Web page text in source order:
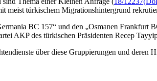
türkischem Migrationshintergrund
BC 157“ und den „Osmanen Frankfurt
AKP des türkischen Präsidenten Recep
über diese Gruppierungen und deren